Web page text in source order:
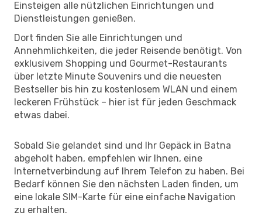
Einsteigen alle nützlichen Einrichtungen und
Dienstleistungen genießen.
Dort finden Sie alle Einrichtungen und
Annehmlichkeiten, die jeder Reisende benötigt. Von
exklusivem Shopping und Gourmet-Restaurants
über letzte Minute Souvenirs und die neuesten
Bestseller bis hin zu kostenlosem WLAN und einem
leckeren Frühstück – hier ist für jeden Geschmack
etwas dabei.
Sobald Sie gelandet sind und Ihr Gepäck in Batna
abgeholt haben, empfehlen wir Ihnen, eine
Internetverbindung auf Ihrem Telefon zu haben. Bei
Bedarf können Sie den nächsten Laden finden, um
eine lokale SIM-Karte für eine einfache Navigation
zu erhalten.